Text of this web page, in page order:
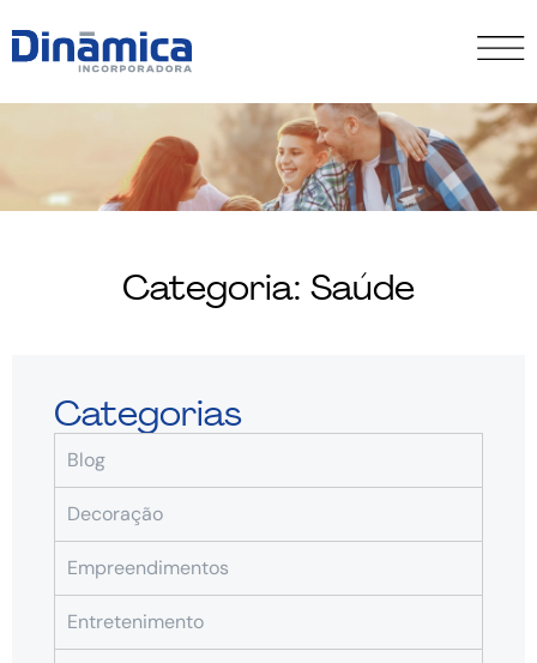
Categoria: Saúde
Categorias
Blog
Decoração
Empreendimentos
Entretenimento